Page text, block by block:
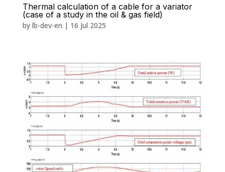
Thermal calculation of a cable for a variator
(case of a study in the oil & gas field)
by lb-dev-en | 16 Jul 2025